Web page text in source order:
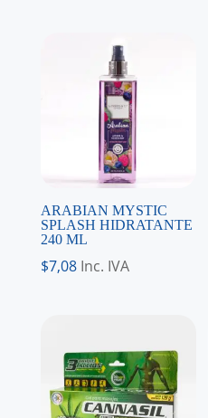
ARABIAN MYSTIC
SPLASH HIDRATANTE
240 ML
$7,08 Inc. IVA